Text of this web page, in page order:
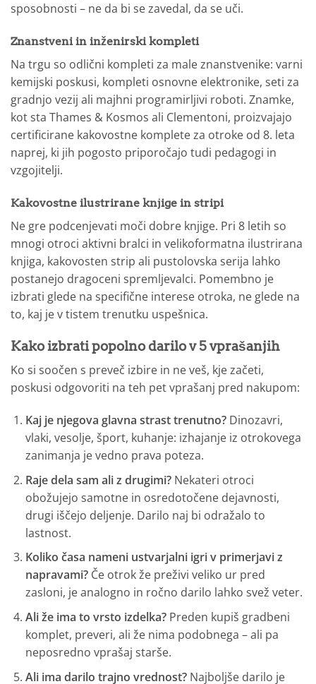
sposobnosti – ne da bi se zavedal, da se uči.
Znanstveni in inženirski kompleti
Na trgu so odlični kompleti za male znanstvenike: varni
kemijski poskusi, kompleti osnovne elektronike, seti za
gradnjo vezij ali majhni programirljivi roboti. Znamke,
kot sta Thames & Kosmos ali Clementoni, proizvajajo
certificirane kakovostne komplete za otroke od 8. leta
naprej, ki jih pogosto priporočajo tudi pedagogi in
vzgojitelji.
Kakovostne ilustrirane knjige in stripi
Ne gre podcenjevati moči dobre knjige. Pri 8 letih so
mnogi otroci aktivni bralci in velikoformatna ilustrirana
knjiga, kakovosten strip ali pustolovska serija lahko
postanejo dragoceni spremljevalci. Pomembno je
izbrati glede na specifične interese otroka, ne glede na
to, kaj je v tistem trenutku uspešnica.
Kako izbrati popolno darilo v 5 vprašanjih
Ko si soočen s preveč izbire in ne veš, kje začeti,
poskusi odgovoriti na teh pet vprašanj pred nakupom:
Kaj je njegova glavna strast trenutno?Dinozavri,
vlaki, vesolje, šport, kuhanje: izhajanje iz otrokovega
zanimanja je vedno prava poteza.
Raje dela sam ali z drugimi?Nekateri otroci
obožujejo samotne in osredotočene dejavnosti,
drugi iščejo deljenje. Darilo naj bi odražalo to
lastnost.
Koliko časa nameni ustvarjalni igri v primerjavi z
napravami?Če otrok že preživi veliko ur pred
zasloni, je analogno in ročno darilo lahko svež veter.
Ali že ima to vrsto izdelka?Preden kupiš gradbeni
komplet, preveri, ali že nima podobnega – ali pa
neposredno vprašaj starše.
Ali ima darilo trajno vrednost?Najboljše darilo je